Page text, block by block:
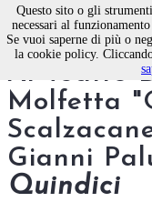
Quindici"/>
Al Teatro
Molfetta
Gianni
Quindici
Questo sito o gli
necessari al
Se vuoi saperne di più o
la cookie policy.